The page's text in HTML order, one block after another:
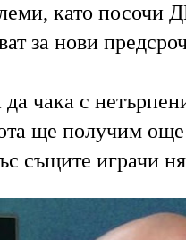
като
за нови
чака с
ще получим
същите играчи